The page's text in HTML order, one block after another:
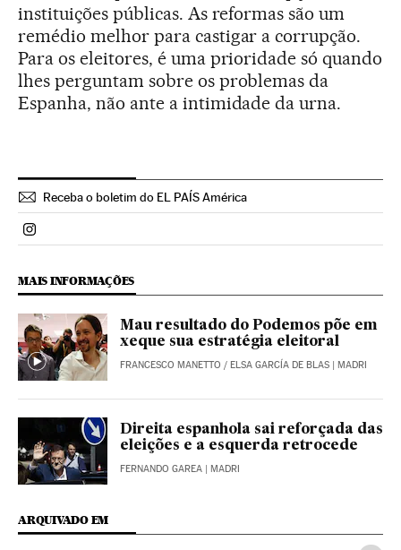
instituições públicas. As reformas são um
remédio melhor para castigar a corrupção.
Para os eleitores, é uma prioridade só quando
lhes perguntam sobre os problemas da
Espanha, não ante a intimidade da urna.
Receba o boletim do EL PAÍS América
Politica El País Brasil en Instagram
MAIS INFORMAÇÕES
Mau resultado do Podemos põe em
xeque sua estratégia eleitoral
FRANCESCO MANETTO / ELSA GARCÍA DE BLAS | MADRI
Direita espanhola sai reforçada das
eleições e a esquerda retrocede
FERNANDO GAREA | MADRI
ARQUIVADO EM